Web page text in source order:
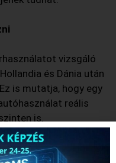
vizsgáló
és Dánia után
is mutatja, hogy egy
reális
is.
magam, hogy